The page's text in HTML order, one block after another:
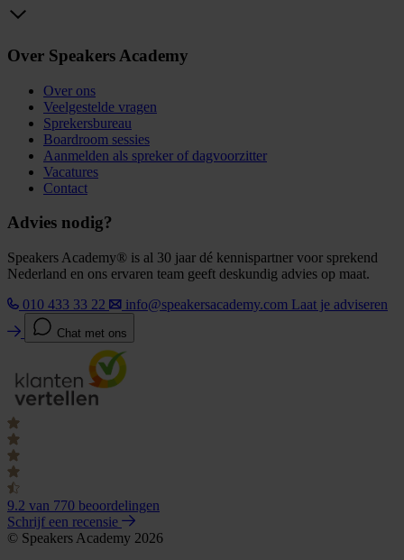
Over Speakers Academy
Over ons
Veelgestelde vragen
Sprekersbureau
Boardroom sessies
Aanmelden als spreker of dagvoorzitter
Vacatures
Contact
Advies nodig?
Speakers Academy® is al 30 jaar dé kennispartner voor sprekend
Nederland en ons ervaren team geeft deskundig advies op maat.
010 433 33 22
info@speakersacademy.com Laat je adviseren
Chat met ons
9.2 van 770 beoordelingen
Schrijf een recensie
© Speakers Academy 2026